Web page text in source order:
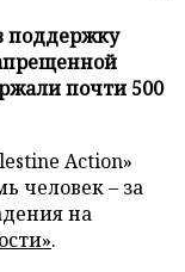
поддержку
почти 500
Action»
человек – за
на
.